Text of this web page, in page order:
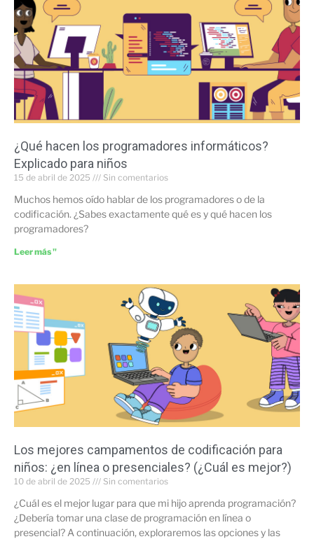
¿Qué hacen los programadores informáticos?
Explicado para niños
15 de abril de 2025 Sin comentarios
Muchos hemos oído hablar de los programadores o de la
codificación. ¿Sabes exactamente qué es y qué hacen los
programadores?
Leer más "
Los mejores campamentos de codificación para
niños: ¿en línea o presenciales? (¿Cuál es mejor?)
10 de abril de 2025 Sin comentarios
¿Cuál es el mejor lugar para que mi hijo aprenda programación?
¿Debería tomar una clase de programación en línea o
presencial? A continuación, exploraremos las opciones y las